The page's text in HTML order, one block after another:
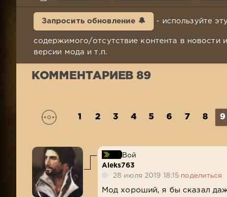
Запросить обновление 🔔 - используйте
содержимого/отсутствие контента в новости
версии мода и т.п.
КОММЕНТАРИЕВ 89
1 2 3 4 5 6 7 8 9
Вой
Aleks763
28 июля 2019 18:15 поделиться
Мод хороший, я бы сказал